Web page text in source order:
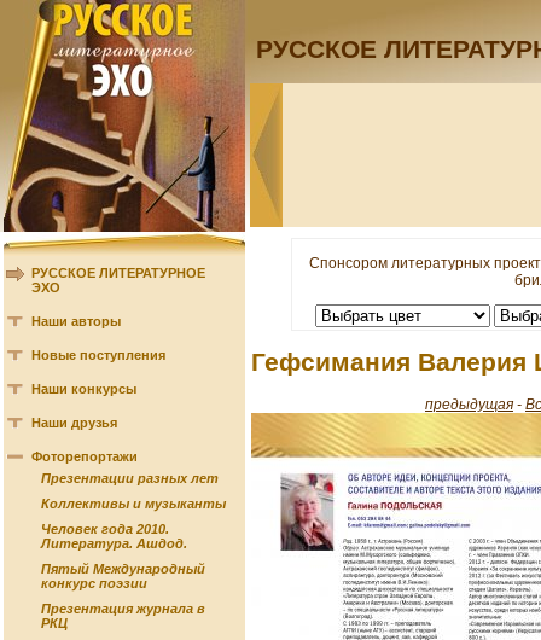
РУССКОЕ
РУССКОЕ ЛИТЕРАТУРНОЕ
ЭХО
Наши авторы
Новые поступления
Наши конкурсы
Наши друзья
Фоторепортажи
Презентации разных лет
Коллективы и музыканты
Человек года 2010.
Литература. Ашдод.
Пятый Международный
конкурс поэзии
Презентация журнала в
РКЦ
Спонсором литературных
Гефсимания Валерия
предыдущая -